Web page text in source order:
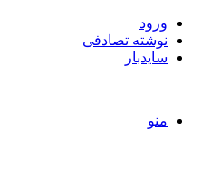
ورود
نوشته تصادفی
سایدبار
منو